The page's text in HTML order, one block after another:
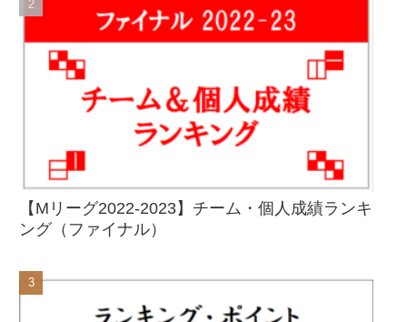
【Mリーグ2022-2023】チーム・個人成績ランキ
ング（ファイナル）